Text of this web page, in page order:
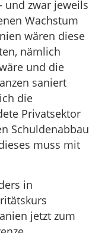
und zwar jeweils
Wachstum
wären diese
nämlich
und die
saniert
die
Privatsektor
Schuldenabbau
muss mit
in
jetzt zum